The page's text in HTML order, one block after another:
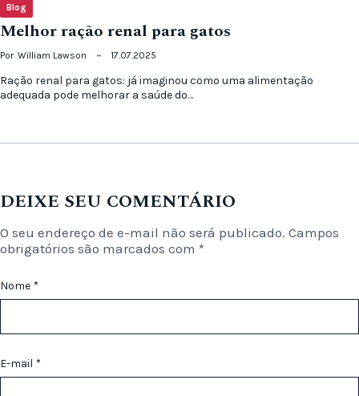
Blog
Melhor ração renal para gatos
Por William Lawson 17.07.2025
Ração renal para gatos: já imaginou como uma alimentação
adequada pode melhorar a saúde do…
DEIXE SEU COMENTÁRIO
O seu endereço de e-mail não será publicado. Campos
obrigatórios são marcados com *
Nome *
E-mail *